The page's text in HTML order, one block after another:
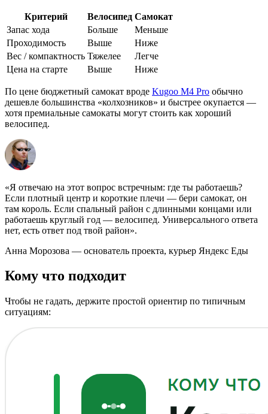
Критерий Велосипед Самокат
Запас хода
Больше
Меньше
Проходимость
Выше
Ниже
Вес / компактность Тяжелее
Легче
Цена на старте
Выше Ниже
По цене бюджетный самокат вроде Kugoo M4 Pro обычно
дешевле большинства «колхозников» и быстрее окупается —
хотя премиальные самокаты могут стоить как хороший
велосипед.
«Я отвечаю на этот вопрос встречным: где ты работаешь?
Если плотный центр и короткие плечи — бери самокат, он
там король. Если спальный район с длинными концами или
работаешь круглый год — велосипед. Универсального ответа
нет, есть ответ под твой район».
Анна Морозова — основатель проекта, курьер Яндекс Еды
Кому что подходит
Чтобы не гадать, держите простой ориентир по типичным
ситуациям: